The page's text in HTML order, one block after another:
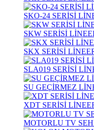
SKO-24 SERİSİ
SKW SERİSİ
SKX SERİSİ
SLA019 SERİSİ
SU GEÇİRMEZ
XDT SERİSİ
MOTORLU TV